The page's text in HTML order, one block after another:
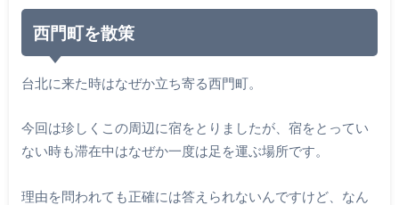
西門町を散策
台北に来た時はなぜか立ち寄る西門町。
今回は珍しくこの周辺に宿をとりましたが、宿をとってい
ない時も滞在中はなぜか一度は足を運ぶ場所です。
理由を問われても正確には答えられないんですけど、なん